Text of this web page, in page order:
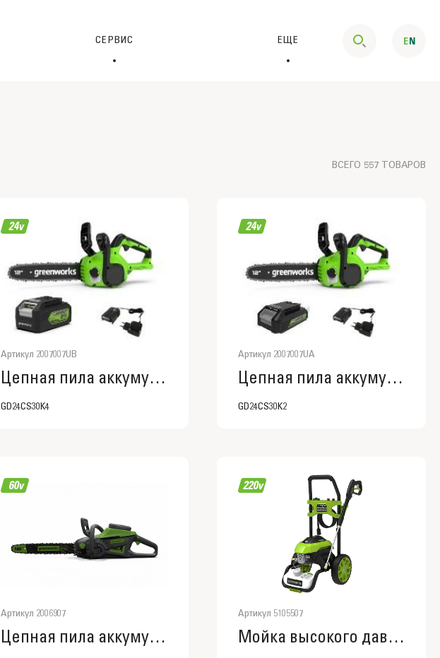
CЕРВИС ЕЩЕ
ВСЕГО 557 ТОВАРОВ
Артикул 2007007UB
Цепная пила аккумуляторная GreenWorks GD24CS30, 24V, 30см, бесщеточная, с АКБ 4 АЧ и ЗУ
GD24CS30K4
Артикул 2007007UA
Цепная пила аккумуляторная GreenWorks GD24CS30, 24V, 30см, бесщеточная, c АКБ 2 АЧ и ЗУ
GD24CS30K2
Артикул 2006907
Цепная пила аккумуляторная GreenWorks GD60CS40, 60V, 40 см, бесщеточная, без АКБ и ЗУ
Артикул 5105507
Мойка высокого давления 140 bar